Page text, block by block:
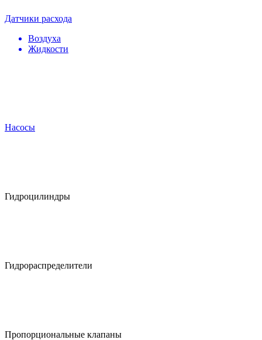
Датчики расхода
Воздуха
Жидкости
Насосы
Гидроцилиндры
Гидрораспределители
Пропорциональные клапаны